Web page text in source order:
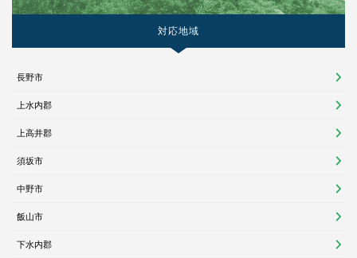
対応地域
長野市
上水内郡
上高井郡
須坂市
中野市
飯山市
下水内郡